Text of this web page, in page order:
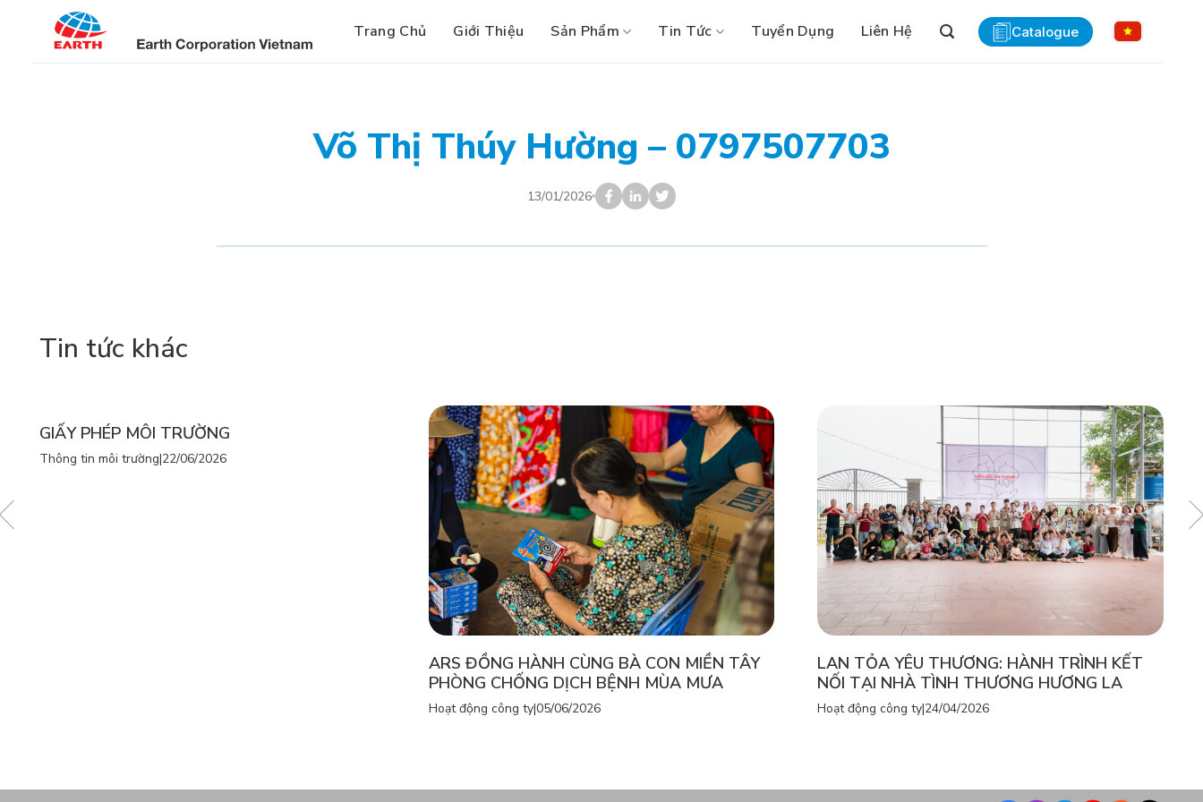
Trang Chủ Giới Thiệu Sản Phẩm Tin Tức Tuyển Dụng Liên Hệ Catalogue
Võ Thị Thúy Hường – 0797507703
13/01/2026
Tin tức khác
GIẤY PHÉP MÔI TRƯỜNG
Thông tin môi trường|22/06/2026
ARS ĐỒNG HÀNH CÙNG BÀ CON MIỀN TÂY
PHÒNG CHỐNG DỊCH BỆNH MÙA MƯA
Hoạt động công ty|05/06/2026
LAN TỎA YÊU THƯƠNG: HÀNH TRÌNH KẾT
NỐI TẠI NHÀ TÌNH THƯƠNG HƯƠNG LA
Hoạt động công ty|24/04/2026